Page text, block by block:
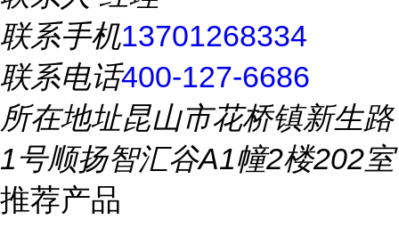
联系手机13701268334
联系电话400-127-6686
所在地址昆山市花桥镇新生路
1号顺扬智汇谷A1幢2楼202室
推荐产品